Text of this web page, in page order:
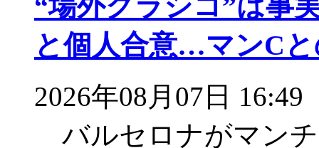
と個人合意…マンC
2026年08月07日 16:49
バルセロナがマン